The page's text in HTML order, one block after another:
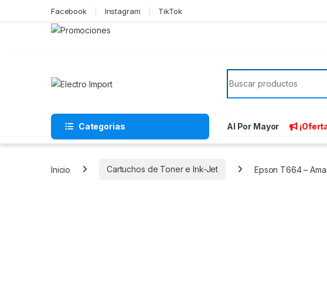
Facebook Instagram TikTok
Search for:
Categorias Al Por Mayor
Inicio Cartuchos de Toner e Ink-Jet Epson T664 –